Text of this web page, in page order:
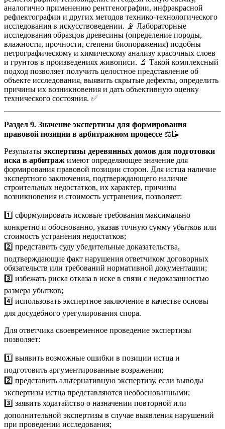
аналогично применению рентгенографии, инфракрасной
рефлектографии и других методов технико-технологического
исследования в искусствоведении. 📡 Лабораторные
исследования образцов древесины (определение породы,
влажности, прочности, степени биопоражения) подобны
петрографическому и химическому анализу красочных слоев
и грунтов в произведениях живописи. 🔬 Такой комплексный
подход позволяет получить целостное представление об
объекте исследования, выявить скрытые дефекты, определить
причины их возникновения и дать объективную оценку
технического состояния. ✅
Раздел 9. Значение экспертизы для формирования
правовой позиции в арбитражном процессе ⚖️📝
Результаты экспертизы деревянных домов для подготовки
иска в арбитраж имеют определяющее значение для
формирования правовой позиции сторон. Для истца наличие
экспертного заключения, подтверждающего наличие
строительных недостатков, их характер, причины
возникновения и стоимость устранения, позволяет:
1️⃣ сформулировать исковые требования максимально
конкретно и обоснованно, указав точную сумму убытков или
стоимость устранения недостатков;
2️⃣ представить суду убедительные доказательства,
подтверждающие факт нарушения ответчиком договорных
обязательств или требований нормативной документации;
3️⃣ избежать риска отказа в иске в связи с недоказанностью
размера убытков;
4️⃣ использовать экспертное заключение в качестве основы
для досудебного урегулирования спора.
Для ответчика своевременное проведение экспертизы
позволяет:
1️⃣ выявить возможные ошибки в позиции истца и
подготовить аргументированные возражения;
2️⃣ представить альтернативную экспертизу, если выводы
экспертизы истца представляются необоснованными;
3️⃣ заявить ходатайство о назначении повторной или
дополнительной экспертизы в случае выявления нарушений
при проведении исследования;